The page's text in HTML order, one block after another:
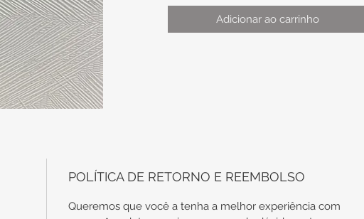
Diâmetro de aproximadamente 10,3mm
Adicionar ao carrinho
POLÍTICA DE RETORNO E REEMBOLSO
Queremos que você a tenha a melhor experiência com